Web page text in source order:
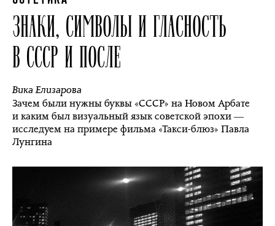
ЗНАКИ, СИМВОЛЫ И ГЛАСНОСТЬ
В СССР И ПОСЛЕ
Вика Елизарова
Зачем были нужны буквы «СССР» на Новом Арбате
и каким был визуальный язык советской эпохи ―
исследуем на примере фильма «Такси-блюз» Павла
Лунгина